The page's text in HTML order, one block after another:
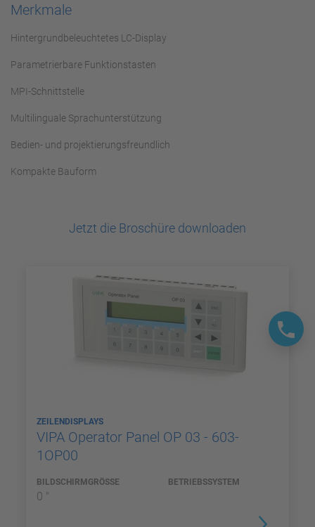
Merkmale
Hintergrundbeleuchtetes LC-Display
Parametrierbare Funktionstasten
MPI-Schnittstelle
Multilinguale Sprachunterstützung
Bedien- und projektierungsfreundlich
Kompakte Bauform
Jetzt die Broschüre downloaden
ZEILENDISPLAYS
VIPA Operator Panel OP 03 - 603-
1OP00
BILDSCHIRMGRÖSSE
0 "
BETRIEBSSYSTEM